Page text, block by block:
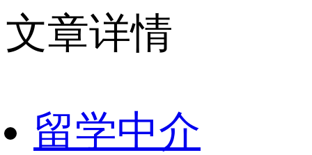
文章详情
留学中介